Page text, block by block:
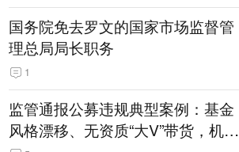
国务院免去罗文的国家市场监督管
理总局局长职务
1
监管通报公募违规典型案例：基金
风格漂移、无资质“大V”带货，机构